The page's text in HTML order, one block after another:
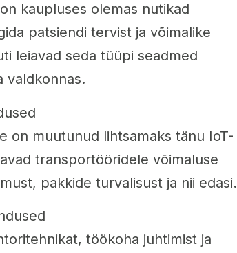
kaupluses olemas nutikad
patsiendi tervist ja võimalike
leiavad seda tüüpi seadmed
valdkonnas.
on muutunud lihtsamaks tänu IoT-
transportööridele võimaluse
pakkide turvalisust ja nii edasi.
töökoha juhtimist ja